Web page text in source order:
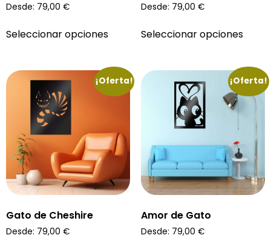
Desde: 79,00 €
Seleccionar opciones
Desde: 79,00 €
Seleccionar opciones
¡Oferta!
Gato de Cheshire
Desde: 79,00 €
¡Oferta!
Amor de Gato
Desde: 79,00 €